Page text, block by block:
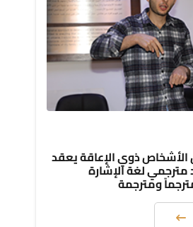
الأشخاص ذوي الإعاقة يعقد
مترجمي لغة الإشارة